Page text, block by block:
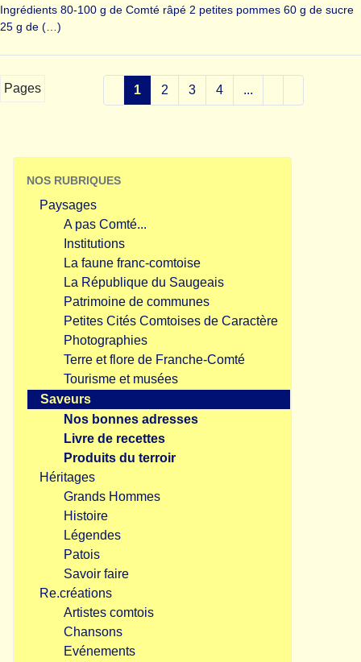
Ingrédients 80-100 g de Comté râpé 2 petites pommes 60 g de sucre
25 g de (…)
Pages 1 2 3 4 ...
NOS RUBRIQUES
Paysages
A pas Comté...
Institutions
La faune franc-comtoise
La République du Saugeais
Patrimoine de communes
Petites Cités Comtoises de Caractère
Photographies
Terre et flore de Franche-Comté
Tourisme et musées
Saveurs
Nos bonnes adresses
Livre de recettes
Produits du terroir
Héritages
Grands Hommes
Histoire
Légendes
Patois
Savoir faire
Re.créations
Artistes comtois
Chansons
Evénements